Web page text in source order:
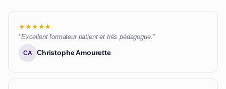
★★★★★
"Excellent formateur patient et très pédagogue."
CA Christophe Amourette